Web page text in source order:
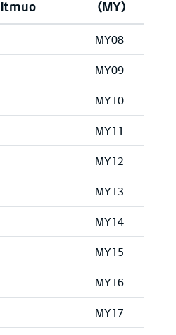
(MY)
MY08
MY09
MY10
MY11
MY12
MY13
MY14
MY15
MY16
MY17